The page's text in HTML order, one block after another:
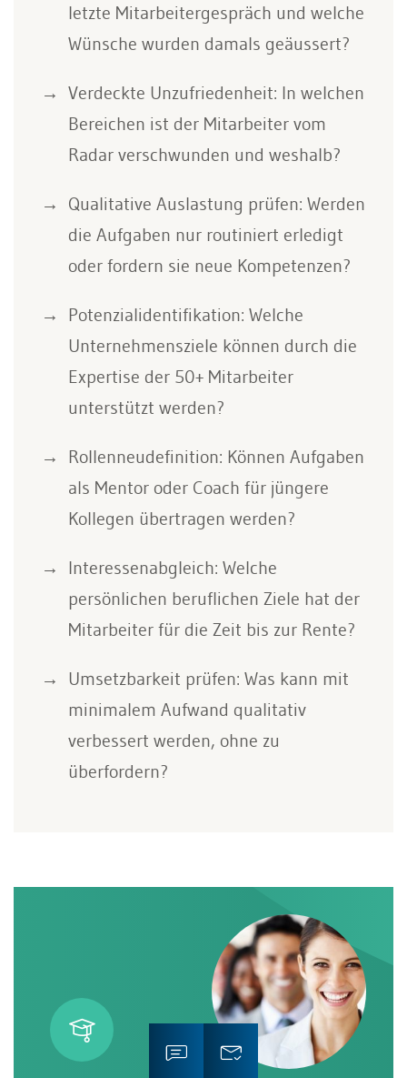
letzte Mitarbeitergespräch und welche
Wünsche wurden damals geäussert?
Verdeckte Unzufriedenheit: In welchen
Bereichen ist der Mitarbeiter vom
Radar verschwunden und weshalb?
Qualitative Auslastung prüfen: Werden
die Aufgaben nur routiniert erledigt
oder fordern sie neue Kompetenzen?
Potenzialidentifikation: Welche
Unternehmensziele können durch die
Expertise der 50+ Mitarbeiter
unterstützt werden?
Rollenneudefinition: Können Aufgaben
als Mentor oder Coach für jüngere
Kollegen übertragen werden?
Interessenabgleich: Welche
persönlichen beruflichen Ziele hat der
Mitarbeiter für die Zeit bis zur Rente?
Umsetzbarkeit prüfen: Was kann mit
minimalem Aufwand qualitativ
verbessert werden, ohne zu
überfordern?